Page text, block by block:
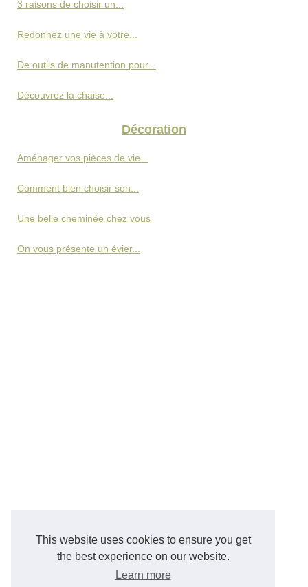
This website uses cookies to ensure you get
the best experience on our website.
Learn more
3 raisons de choisir un...
Redonnez une vie à votre...
De outils de manutention pour...
Découvrez la chaise...
Décoration
Aménager vos pièces de vie...
Comment bien choisir son...
Une belle cheminée chez vous
On vous présente un évier...